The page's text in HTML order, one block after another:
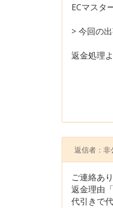
ECマスタ
> 今回の
返金処理
返信者：非
ご連絡あ
返金理由
代引きで